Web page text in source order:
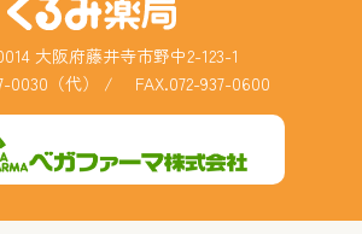
大阪府藤井寺市野中2-123-1
0030（代）
/ FAX.072-937-0600